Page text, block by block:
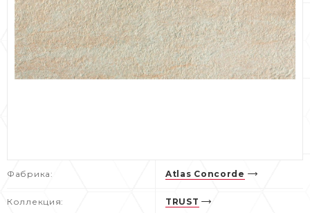
Фабрика: Atlas Concorde
Коллекция: TRUST